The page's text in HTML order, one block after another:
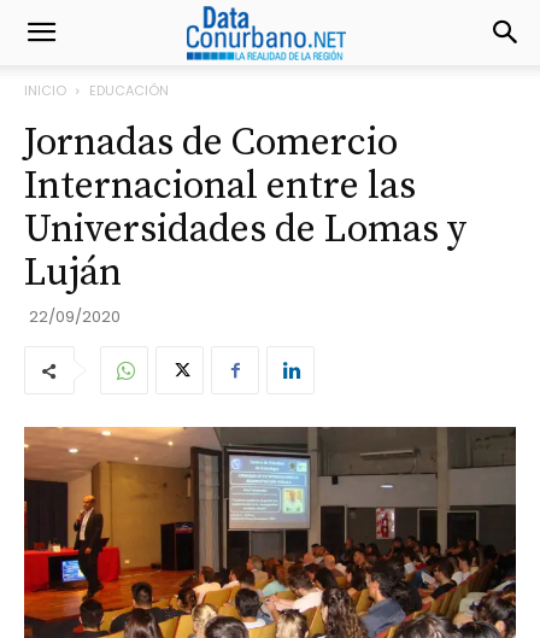
INICIO EDUCACIÓN
Jornadas de Comercio
Internacional entre las
Universidades de Lomas y
Luján
22/09/2020